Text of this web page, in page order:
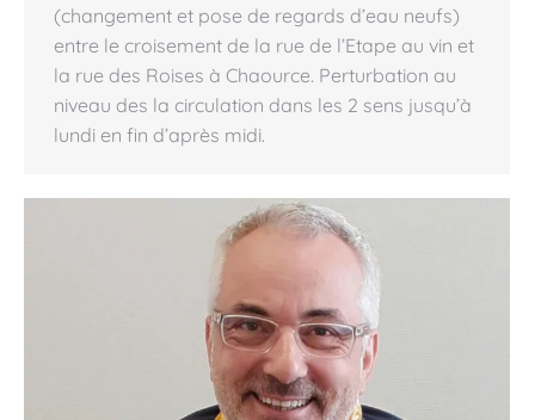
(changement et pose de regards d’eau neufs)
entre le croisement de la rue de l’Etape au vin et
la rue des Roises à Chaource. Perturbation au
niveau des la circulation dans les 2 sens jusqu’à
lundi en fin d’après midi.